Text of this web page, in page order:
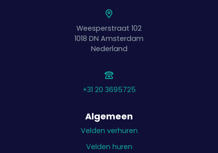
Weesperstraat 102
1018 DN Amsterdam
Nederland
+31 20 3695725
Algemeen
Velden verhuren
Velden huren